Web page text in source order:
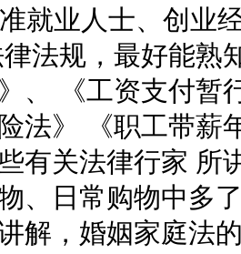
就业人士、创业
法规，最好能熟
、 《工资支付暂
法》 《职工带薪
有关法律行家 所
、日常购物中多
解，婚姻家庭法